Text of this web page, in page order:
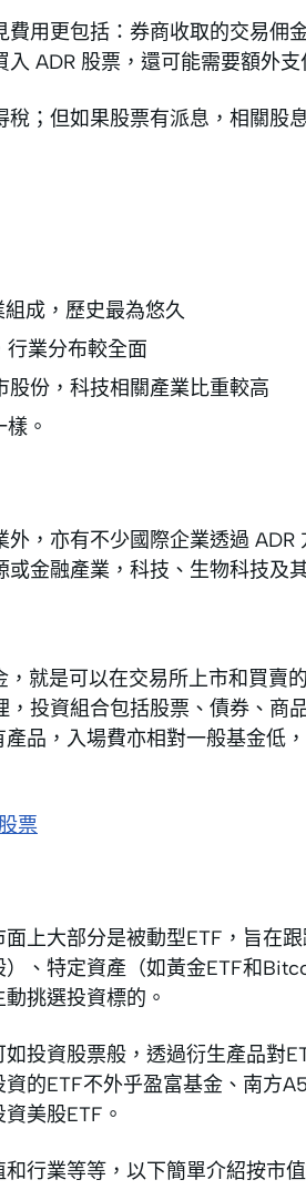
用更包括：券商收取的交易佣
ADR 股票，還可能需要額外支
；但如果股票有派息，相關股
成，歷史最為悠久
業分布較全面
股份，科技相關產業比重較高
。
，亦有不少國際企業透過 ADR
金融產業，科技、生物科技及
就是可以在交易所上市和買賣
投資組合包括股票、債券、商
品，入場費亦相對一般基金低
票
上大部分是被動型ETF，旨在
、特定資產（如黃金ETF和
挑選投資標的。
投資股票般，透過衍生產品對
的ETF不外乎盈富基金、南方
美股ETF。
行業等等，以下簡單介紹按市